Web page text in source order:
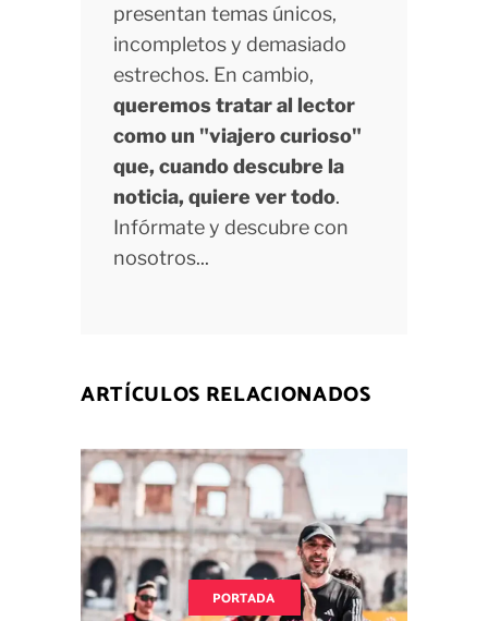
presentan temas únicos,
incompletos y demasiado
estrechos. En cambio,
queremos tratar al lector
como un "viajero curioso"
que, cuando descubre la
noticia, quiere ver todo.
Infórmate y descubre con
nosotros...
ARTÍCULOS RELACIONADOS
PORTADA